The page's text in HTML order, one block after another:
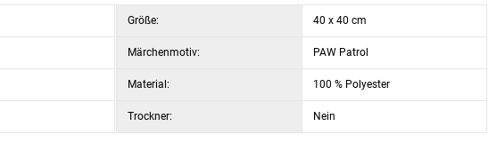
Größe: 40 x 40 cm
Märchenmotiv: PAW Patrol
Material: 100 % Polyester
Trockner: Nein